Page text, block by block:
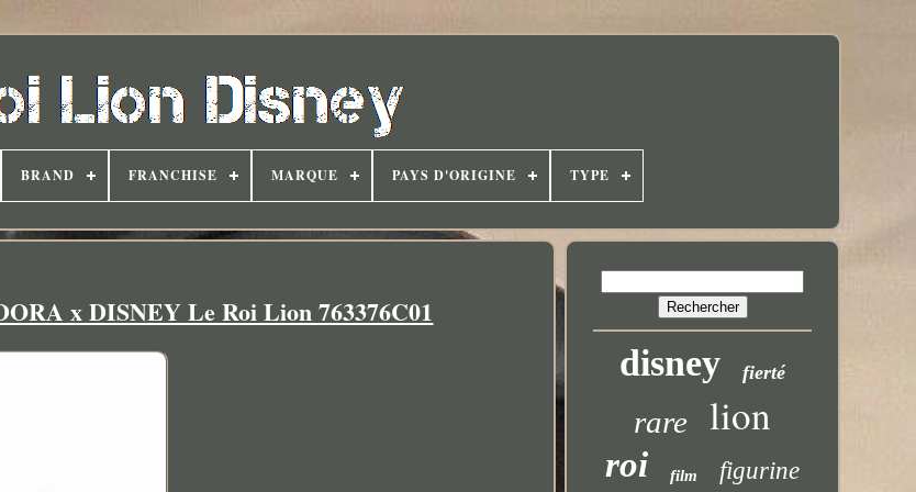
BRAND FRANCHISE MARQUE PAYS D'ORIGINE TYPE
x DISNEY Le Roi Lion 763376C01
disney fierté
rare lion
roi film figurine